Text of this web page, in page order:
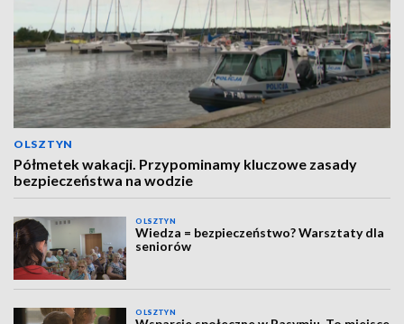
OLSZTYN
Półmetek wakacji. Przypominamy kluczowe zasady
bezpieczeństwa na wodzie
OLSZTYN
Wiedza = bezpieczeństwo? Warsztaty dla
seniorów
OLSZTYN